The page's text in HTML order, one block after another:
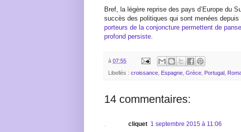
Bref, la légère reprise des pays d’Europe du
succès des politiques qui sont menées depuis
porteurs de la conjoncture permettent de
profond persiste
à 07:55
Libellés : croissance Espagne Grèce Portugal
14 commentaires:
cliquet 1 septembre 2015 à 11:06